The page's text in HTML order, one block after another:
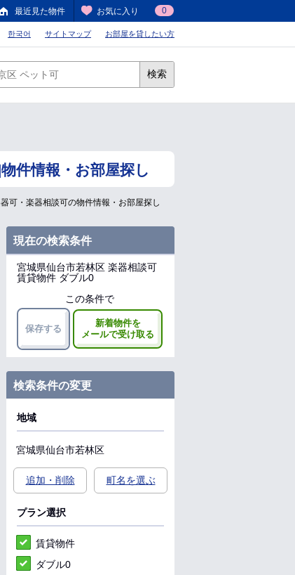
最近見た物件 お気に入り 0
한국어 サイトマップ お部屋を貸したい方
検索
件情報・お部屋探し
可・楽器相談可の物件情報・お部屋探し
現在の検索条件
宮城県仙台市若林区 楽器相談可
賃貸物件 ダブル0
この条件で
保存する
新着物件を
メールで受け取る
検索条件の変更
地域
宮城県仙台市若林区
追加・削除 町名を選ぶ
プラン選択
賃貸物件
ダブル0